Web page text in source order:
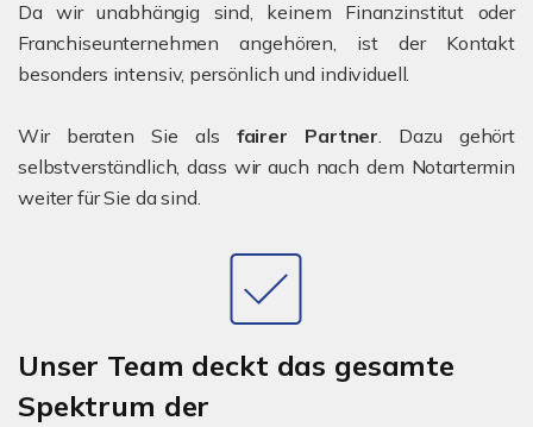
Da wir unabhängig sind, keinem Finanzinstitut oder
Franchiseunternehmen angehören, ist der Kontakt
besonders intensiv, persönlich und individuell.
Wir beraten Sie als fairer Partner. Dazu gehört
selbstverständlich, dass wir auch nach dem Notartermin
weiter für Sie da sind.
Unser Team deckt das gesamte
Spektrum der